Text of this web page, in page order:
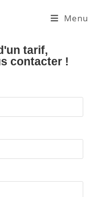
Menu
tarif,
contacter !